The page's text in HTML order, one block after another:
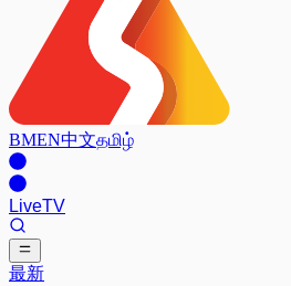
BMEN中文தமிழ்
LiveTV
最新